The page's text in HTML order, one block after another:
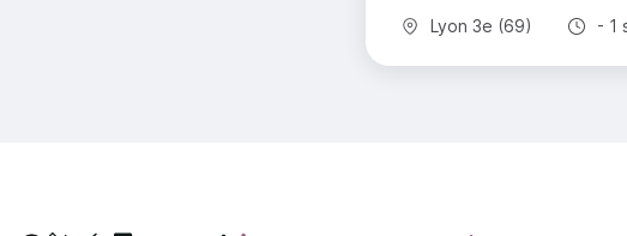
Commune :
Lyon 3e (69) - 1